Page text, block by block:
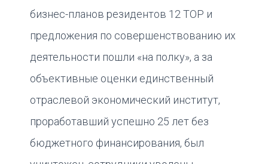
бизнес-планов резидентов 12 ТОР и
предложения по совершенствованию их
деятельности пошли «на полку», а за
объективные оценки единственный
отраслевой экономический институт,
проработавший успешно 25 лет без
бюджетного финансирования, был